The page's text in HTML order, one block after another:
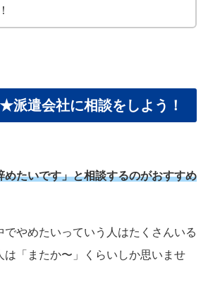
遣会社に相談をしよう！
めたいです」と相談するのがおすすめ
でやめたいっていう人はたくさんいる
は「またか〜」くらいしか思いませ